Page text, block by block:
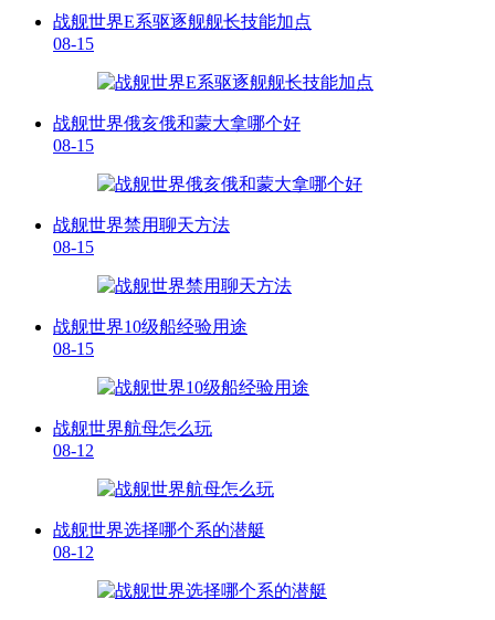
战舰世界E系驱逐舰舰长技能加点
08-15
战舰世界俄亥俄和蒙大拿哪个好
08-15
战舰世界禁用聊天方法
08-15
战舰世界10级船经验用途
08-15
战舰世界航母怎么玩
08-12
战舰世界选择哪个系的潜艇
08-12